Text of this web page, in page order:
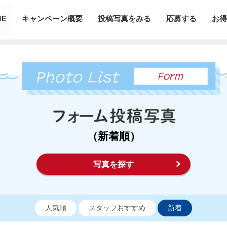
キャンペーン概要 投稿写真をみる 応募する お
（新着順）
写真を探す
人気順 スタッフおすすめ 新着